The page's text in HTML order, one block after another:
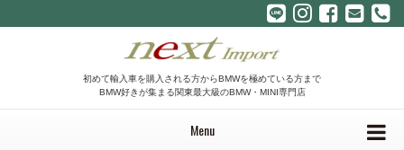
初めて輸入車を購入される方からBMWを極めている方まで
BMW好きが集まる関東最大級のBMW・MINI専門店
Menu